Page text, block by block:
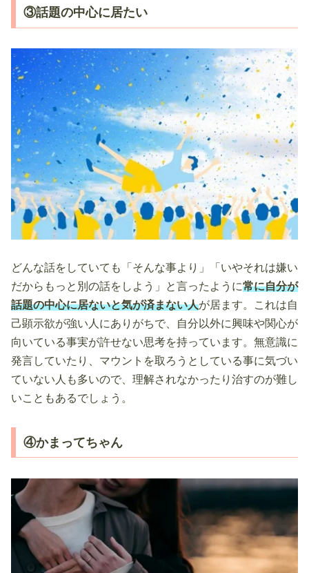
③話題の中心に居たい
どんな話をしていても「そんな事より」「いやそれは嫌い
だからもっと別の話をしよう」と言ったように常に自分が
話題の中心に居ないと気が済まない人が居ます。これは自
己顕示欲が強い人にありがちで、自分以外に興味や関心が
向いている事実が許せない思考を持っています。無意識に
発言していたり、マウントを取ろうとしている事に気づい
ていない人も多いので、理解されなかったり治すのが難し
いこともあるでしょう。
④かまってちゃん